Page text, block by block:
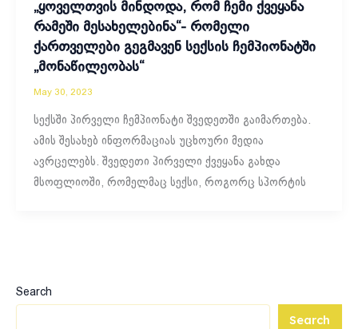
„ყოველთვის მინდოდა, რომ ჩემი ქვეყანა
რამეში მესახელებინა“- რომელი
ქართველები გეგმავენ სექსის ჩემპიონატში
„მონაწილეობას“
May 30, 2023
სექსში პირველი ჩემპიონატი შვედეთში გაიმართება.
ამის შესახებ ინფორმაციას უცხოური მედია
ავრცელებს. შვედეთი პირველი ქვეყანა გახდა
მსოფლიოში, რომელმაც სექსი, როგორც სპორტის
Search
Search